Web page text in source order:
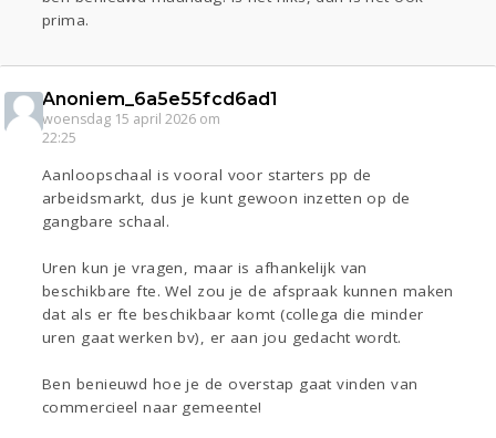
prima.
Anoniem_6a5e55fcd6ad1
woensdag 15 april 2026 om
22:25
Aanloopschaal is vooral voor starters pp de
arbeidsmarkt, dus je kunt gewoon inzetten op de
gangbare schaal.
Uren kun je vragen, maar is afhankelijk van
beschikbare fte. Wel zou je de afspraak kunnen maken
dat als er fte beschikbaar komt (collega die minder
uren gaat werken bv), er aan jou gedacht wordt.
Ben benieuwd hoe je de overstap gaat vinden van
commercieel naar gemeente!